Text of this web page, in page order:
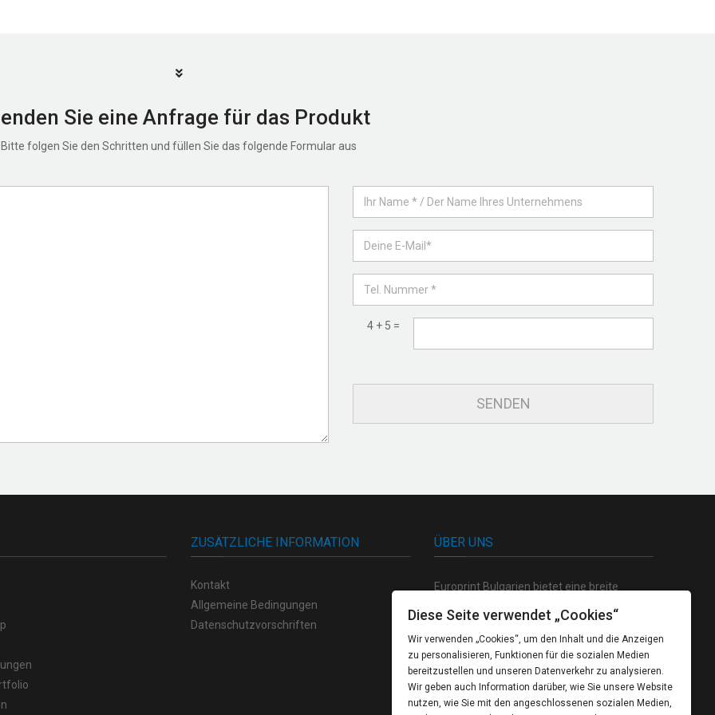
Sie eine Anfrage für das Produkt
Bitte folgen Sie den Schritten und füllen Sie das folgende Formular aus
4 + 5 =
ZUSÄTZLICHE INFORMATION
Kontakt
Allgemeine Bedingungen
Datenschutzvorschriften
ÜBER UNS
Europrint Bulgarien bietet eine breite
Palette von hochwertigen Produkten auf
dem Gebiet der Polygraphie, sowie einen
völlig geschlossenen Zyklus der Produktion
von der kreativen Konzeption bis zum
fertigten Produkt.
Diese Seite verwendet „Cookies“
Wir verwenden „Cookies“, um den Inhalt und die Anzeigen
zu personalisieren, Funktionen für die sozialen Medien
bereitzustellen und unseren Datenverkehr zu analysieren.
Wir geben auch Information darüber, wie Sie unsere Website
nutzen, wie Sie mit den angeschlossenen sozialen Medien,